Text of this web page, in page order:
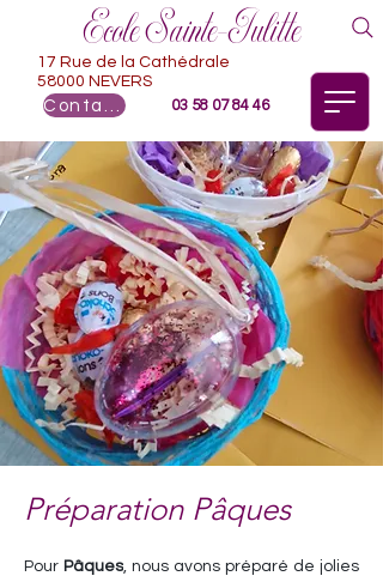
Ecole Sainte-Julitte
03 58 07 84 46
17 Rue de la Cathédrale
58000 NEVERS
Préparation Pâques
Pour Pâques, nous avons préparé de jolies